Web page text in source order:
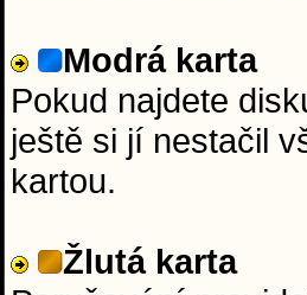
Modrá karta
Pokud najdete
ještě si jí nestačil
kartou.
Žlutá karta